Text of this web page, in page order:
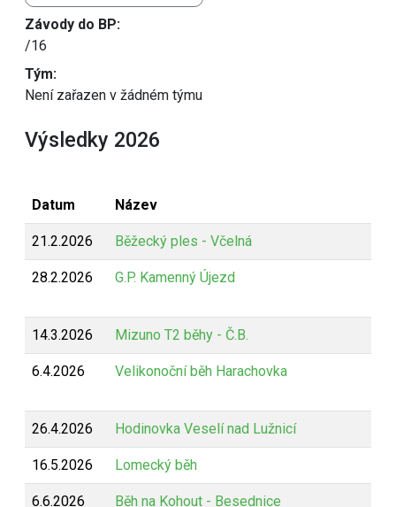
Závody do BP:
/16
Tým:
Není zařazen v žádném týmu
Výsledky 2026
Datum Název
21.2.2026 Běžecký ples - Včelná
28.2.2026 G.P. Kamenný Újezd
14.3.2026 Mizuno T2 běhy - Č.B.
6.4.2026 Velikonoční běh Harachovka
26.4.2026 Hodinovka Veselí nad Lužnicí
16.5.2026 Lomecký běh
6.6.2026 Běh na Kohout - Besednice